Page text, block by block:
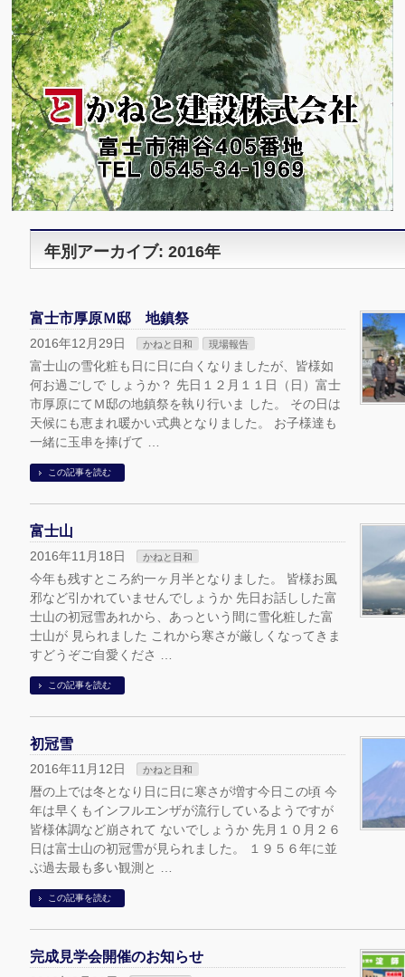
年別アーカイブ: 2016年
富士市厚原Ｍ邸 地鎮祭
2016年12月29日 かねと日和 現場報告
富士山の雪化粧も日に日に白くなりましたが、皆様如
何お過ごしで しょうか？ 先日１２月１１日（日）富士
市厚原にてＭ邸の地鎮祭を執り行いま した。 その日は
天候にも恵まれ暖かい式典となりました。 お子様達も
一緒に玉串を捧げて …
この記事を読む
富士山
2016年11月18日 かねと日和
今年も残すところ約一ヶ月半となりました。 皆様お風
邪など引かれていませんでしょうか 先日お話しした富
士山の初冠雪あれから、あっという間に雪化粧した富
士山が 見られました これから寒さが厳しくなってきま
すどうぞご自愛くださ …
この記事を読む
初冠雪
2016年11月12日 かねと日和
暦の上では冬となり日に日に寒さが増す今日この頃 今
年は早くもインフルエンザが流行しているようですが
皆様体調など崩されて ないでしょうか 先月１０月２６
日は富士山の初冠雪が見られました。 １９５６年に並
ぶ過去最も多い観測と …
この記事を読む
完成見学会開催のお知らせ